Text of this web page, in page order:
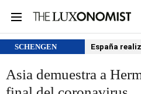
SCHENGEN España
Asia demuestra a